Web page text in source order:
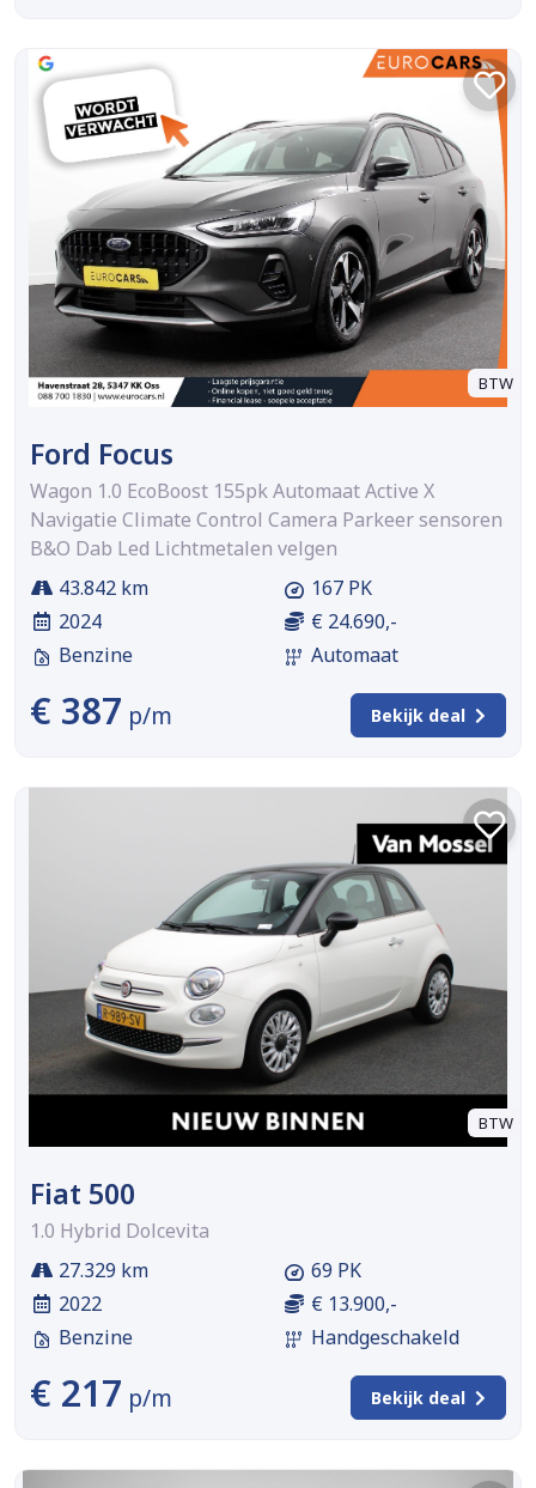
BTW
Ford Focus
Wagon 1.0 EcoBoost 155pk Automaat Active X
Navigatie Climate Control Camera Parkeer sensoren
B&O Dab Led Lichtmetalen velgen
43.842 km
2024
Benzine
167 PK
€ 24.690,-
Automaat
€ 387 p/m Bekijk deal
BTW
Fiat 500
1.0 Hybrid Dolcevita
27.329 km
2022
Benzine
69 PK
€ 13.900,-
Handgeschakeld
€ 217 p/m Bekijk deal